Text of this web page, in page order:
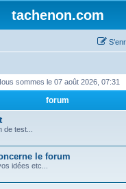
tachenon.com
sommes le 07 août 2026, 07:31
forum
test...
le forum
idées etc...